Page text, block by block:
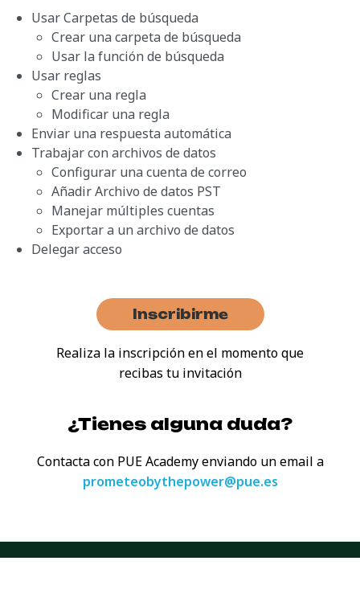
Usar Carpetas de búsqueda
Crear una carpeta de búsqueda
Usar la función de búsqueda
Usar reglas
Crear una regla
Modificar una regla
Enviar una respuesta automática
Trabajar con archivos de datos
Configurar una cuenta de correo
Añadir Archivo de datos PST
Manejar múltiples cuentas
Exportar a un archivo de datos
Delegar acceso
Inscribirme
Realiza la inscripción en el momento que
recibas tu invitación
¿Tienes alguna duda?
Contacta con PUE Academy enviando un email a
prometeobythepower@pue.es